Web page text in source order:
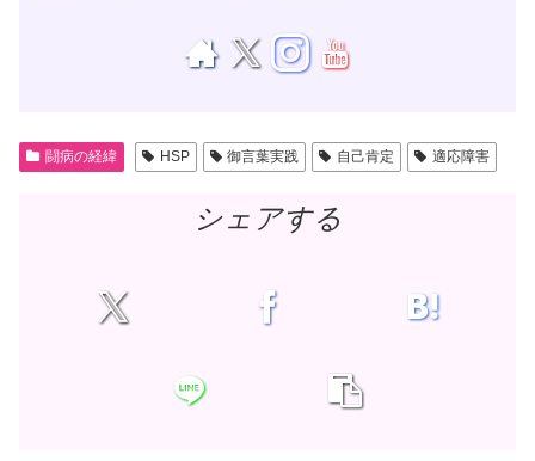
闘病の経緯 HSP 御言葉実践 自己肯定 適応障害
シェアする